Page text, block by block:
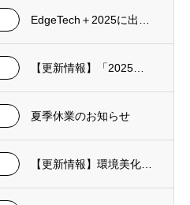
EdgeTech＋2025に出展します！！(2025年11月19日-21日)
【更新情報】「2025年度 大学生向けインターンシップ インタビュー」を掲載しました。
夏季休業のお知らせ
【更新情報】環境美化活動を実施しました